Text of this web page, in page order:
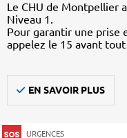
Le CHU de Montpellier
Niveau 1.
Pour garantir une prise
appelez le 15 avant
EN SAVOIR PLUS
URGENCES